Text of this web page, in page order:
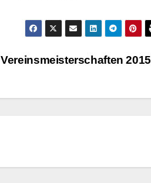
Vereinsmeisterschaften 2015